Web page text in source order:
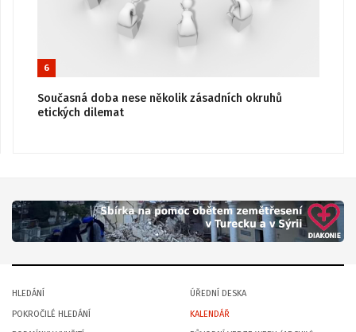
6
Současná doba nese několik zásadních okruhů
etických dilemat
HLEDÁNÍ
POKROČILÉ HLEDÁNÍ
ÚŘEDNÍ DESKA
KALENDÁŘ